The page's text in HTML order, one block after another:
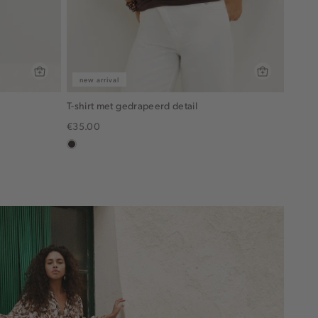
new arrival
T-shirt met gedrapeerd detail
€35.00
choco